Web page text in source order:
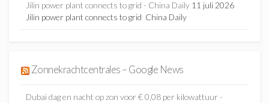
Jilin power plant connects to grid - China Daily 11 juli 2026
Jilin power plant connects to grid China Daily
Zonnekrachtcentrales – Google News
Dubai dag en nacht op zon voor € 0,08 per kilowattuur -